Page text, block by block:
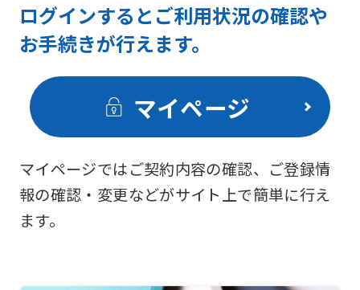
ログインするとご利用状況の確認や
お手続きが行えます。
マイページ
マイページではご契約内容の確認、ご登録情
報の確認・変更などがサイト上で簡単に行え
ます。